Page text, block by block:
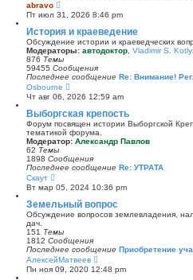
abravo
е
р
е
й
т
и
к
п
о
с
л
д
н
е
м
с
о
б
е
н
ю
Пт июл 31, 2026 8:46 pm
История и краеведение
Обсуждение истории и краеведческих
Модераторы: автодоктор Vladimir S.
876 Темы
59455 Сообщения
Последнее сообщение Re: Внимание!
Osbourne
е
р
е
й
т
и
к
о
с
е
н
е
с
о
о
б
Чт авг 06, 2026 12:59 am
Выборгская крепость
Форум посвящен истории Выборгской
тематикой форума.
Модератор: Александр Павлов
62 Темы
1898 Сообщения
Последнее сообщение Re: УТРАТА
Скаут
е
р
е
й
т
к
п
о
с
л
Вт мар 05, 2024 10:36 pm
Земельный вопрос
Обсуждение вопросов землевладения,
дач.
151 Темы
1812 Сообщения
Последнее сообщение Приобретение
АлексейМатвеев
е
р
Пн ноя 09, 2020 12:48 pm